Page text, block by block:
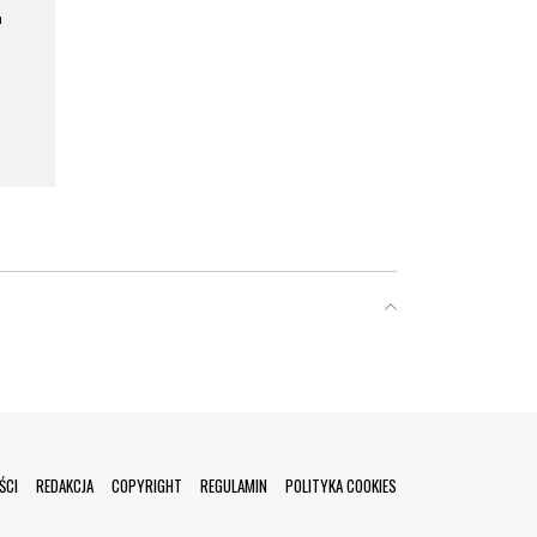
REDAKCJA COPYRIGHT REGULAMIN POLITYKA COOKIES